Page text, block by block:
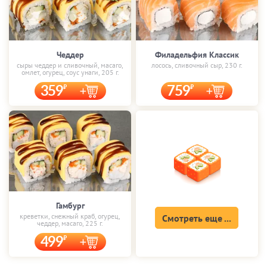
Чеддер
сыры чеддер и сливочный, масаго,
омлет, огурец, соус унаги, 205 г.
359
Филадельфия Классик
лосось, сливочный сыр, 230 г.
759
Гамбург
креветки, снежный краб, огурец,
чеддер, масаго, 225 г.
499
Смотреть еще ...